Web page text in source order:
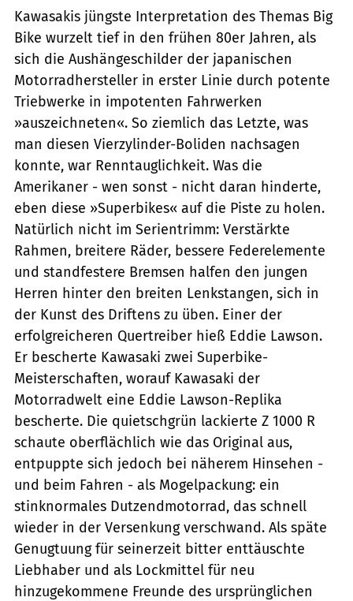
Kawasakis jüngste Interpretation des Themas Big
Bike wurzelt tief in den frühen 80er Jahren, als
sich die Aushängeschilder der japanischen
Motorradhersteller in erster Linie durch potente
Triebwerke in impotenten Fahrwerken
»auszeichneten«. So ziemlich das Letzte, was
man diesen Vierzylinder-Boliden nachsagen
konnte, war Renntauglichkeit. Was die
Amerikaner - wen sonst - nicht daran hinderte,
eben diese »Superbikes« auf die Piste zu holen.
Natürlich nicht im Serientrimm: Verstärkte
Rahmen, breitere Räder, bessere Federelemente
und standfestere Bremsen halfen den jungen
Herren hinter den breiten Lenkstangen, sich in
der Kunst des Driftens zu üben. Einer der
erfolgreicheren Quertreiber hieß Eddie Lawson.
Er bescherte Kawasaki zwei Superbike-
Meisterschaften, worauf Kawasaki der
Motorradwelt eine Eddie Lawson-Replika
bescherte. Die quietschgrün lackierte Z 1000 R
schaute oberflächlich wie das Original aus,
entpuppte sich jedoch bei näherem Hinsehen -
und beim Fahren - als Mogelpackung: ein
stinknormales Dutzendmotorrad, das schnell
wieder in der Versenkung verschwand. Als späte
Genugtuung für seinerzeit bitter enttäuschte
Liebhaber und als Lockmittel für neu
hinzugekommene Freunde des ursprünglichen